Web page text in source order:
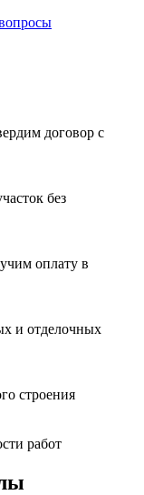
договор с
без
оплату в
и отделочных
строения
работ